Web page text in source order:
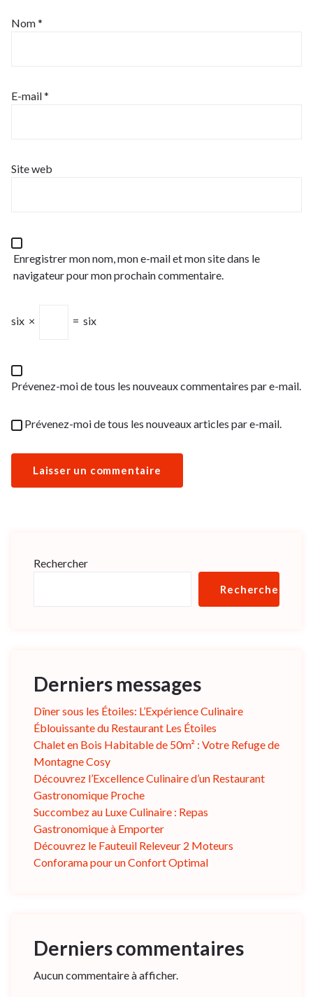
Nom*
E-mail*
Site web
Enregistrer mon nom, mon e-mail et mon site dans le
navigateur pour mon prochain commentaire.
six × = six
Prévenez-moi de tous les nouveaux commentaires par e-mail.
Prévenez-moi de tous les nouveaux articles par e-mail.
Rechercher
Rechercher
Derniers messages
Dîner sous les Étoiles: L’Expérience Culinaire
Éblouissante du Restaurant Les Étoiles
Chalet en Bois Habitable de 50m² : Votre Refuge de
Montagne Cosy
Découvrez l’Excellence Culinaire d’un Restaurant
Gastronomique Proche
Succombez au Luxe Culinaire : Repas
Gastronomique à Emporter
Découvrez le Fauteuil Releveur 2 Moteurs
Conforama pour un Confort Optimal
Derniers commentaires
Aucun commentaire à afficher.